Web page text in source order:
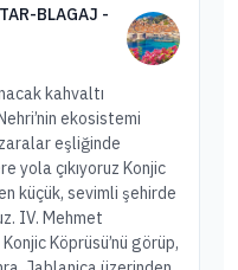
BLAGAJ -
kahvaltı
ekosistemi
eşliğinde
yola çıkıyoruz Konjic
küçük, sevimli şehirde
IV. Mehmet
Köprüsü’nü görüp,